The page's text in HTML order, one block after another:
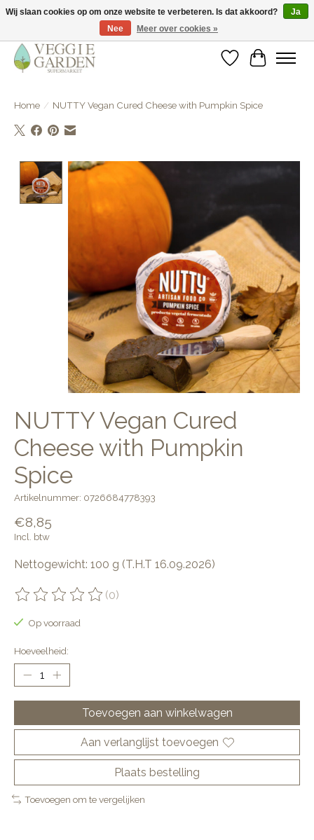
vegan & veggie products | free store pick-up
Verlanglijst
Home / NUTTY Vegan Cured Cheese with Pumpkin Spice
Product image slideshow Items
NUTTY Vegan Cured
Cheese with Pumpkin
Spice
Artikelnummer: 0726684778393
€8,85
Incl. btw
Nettogewicht: 100 g (T.H.T 16.09.2026)
De beoordeling van dit product is
(0)
Op voorraad
Hoeveelheid:
Toevoegen aan winkelwagen
Aan verlanglijst toevoegen
Plaats bestelling
Toevoegen om te vergelijken
Wij slaan cookies op om onze website te verbeteren. Is dat akkoord?
Ja
Nee
Meer over cookies »